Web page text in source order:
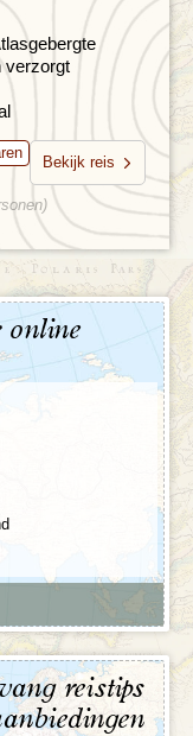
verzorgt
Bekijk reis
online
reistips